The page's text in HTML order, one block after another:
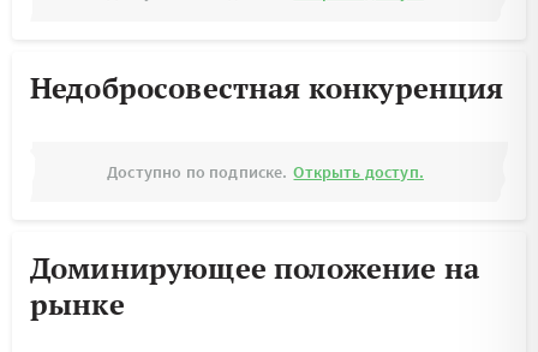
Недобросовестная конкуренция
Доступно по подписке. Открыть доступ.
Доминирующее положение на
рынке